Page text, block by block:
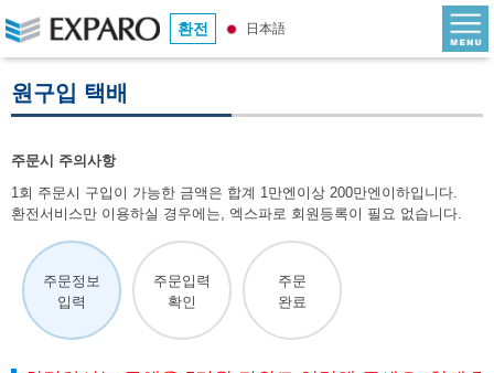
환전 日本語
원구입 택배
주문시 주의사항
1회 주문시 구입이 가능한 금액은 합계 1만엔이상 200만엔이하입니다.
환전서비스만 이용하실 경우에는, 엑스파로 회원등록이 필요 없습니다.
주문정보
입력
주문입력
확인
주문
완료